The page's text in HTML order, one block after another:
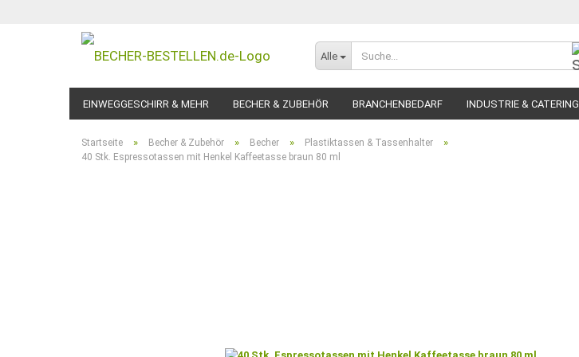
Alle
EINWEGGESCHIRR & MEHR BECHER & ZUBEHÖR BRANCHENBEDARF INDUSTRIE & CATERING
Startseite » Becher & Zubehör » Becher » Plastiktassen & Tassenhalter »
40 Stk. Espressotassen mit Henkel Kaffeetasse braun 80 ml